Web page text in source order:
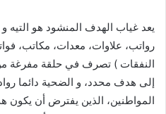
يعد غياب الهدف المنشود هو التيه و
رواتب، علاوات، معدات، مكاتب،
النفقات ) تصرف في حلقة مفرغة
إلى هدف محدد، و الضحية دائما
المواطنين، الذين يفترض أن